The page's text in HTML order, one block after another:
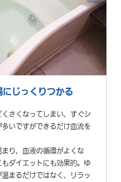
じっくりつかる
さくなってしまい、すぐシ
いですができるだけ血流を
り、血液の循環がよくな
ダイエットにも効果的。ゆ
まるだけではなく、リラッ